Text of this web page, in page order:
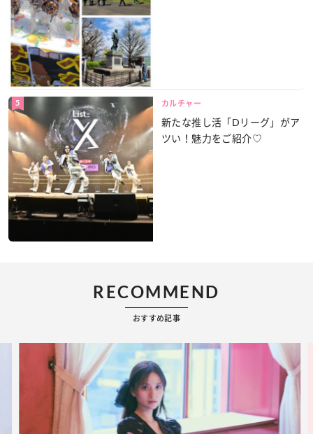
5 カルチャー
新たな推し活「Dリーグ」がア
ツい！魅力をご紹介♡
RECOMMEND
おすすめ記事